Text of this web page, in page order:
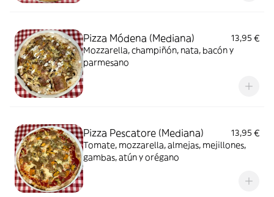
Pizza Módena (Mediana)
13,95 €
Mozzarella, champiñón, nata, bacón y
parmesano
Pizza Pescatore (Mediana)
13,95 €
Tomate, mozzarella, almejas, mejillones,
gambas, atún y orégano